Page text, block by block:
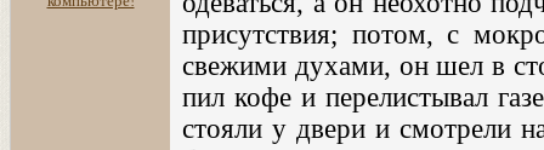
присутствия; потом, с
свежими духами, он шел в
пил кофе и перелистывал
стояли у двери и смотрели